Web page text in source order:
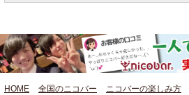
HOME 全国のニコバー ニコバーの楽しみ方